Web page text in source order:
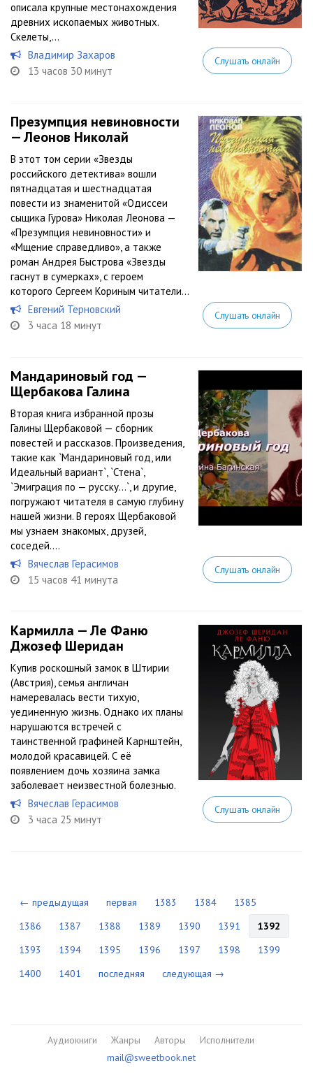
описала крупные местонахождения
древних ископаемых животных.
Скелеты,...
Владимир Захаров
13 часов 30 минут
Слушать онлайн
Презумпция невиновности
— Леонов Николай
В этот том серии «Звезды
российского детектива» вошли
пятнадцатая и шестнадцатая
повести из знаменитой «Одиссеи
сыщика Гурова» Николая Леонова —
«Презумпция невиновности» и
«Мщение справедливо», а также
роман Андрея Быстрова «Звезды
гаснут в сумерках», с героем
которого Сергеем Кориным читатели...
Евгений Терновский
3 часа 18 минут
Слушать онлайн
Мандариновый год —
Щербакова Галина
Вторая книга избранной прозы
Галины Щербаковой — сборник
повестей и рассказов. Произведения,
такие как `Мандариновый год, или
Идеальный вариант`, `Стена`,
`Эмиграция по — русску...`, и другие,
погружают читателя в самую глубину
нашей жизни. В героях Щербаковой
мы узнаем знакомых, друзей,
соседей....
Вячеслав Герасимов
15 часов 41 минута
Слушать онлайн
Кармилла — Ле Фаню
Джозеф Шеридан
Купив роскошный замок в Штирии
(Австрия), семья англичан
намеревалась вести тихую,
уединенную жизнь. Однако их планы
нарушаются встречей с
таинственной графиней Карнштейн,
молодой красавицей. С её
появлением дочь хозяина замка
заболевает неизвестной болезнью.
Вячеслав Герасимов
3 часа 25 минут
Слушать онлайн
← предыдущая первая 1383 1384
1385
1386
1387 1388 1389 1390 1391
1392
1393
1394 1395 1396 1397 1398
1399
1400
1401 последняя следующая →
Аудиокниги Жанры Авторы
Исполнители
mail@sweetbook.net